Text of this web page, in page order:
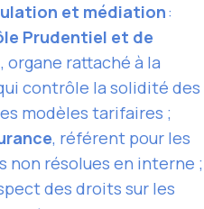
et médiation:
Prudentiel et de
, organe rattaché à la
contrôle la solidité des
modèles tarifaires ;
, référent pour les
non résolues en interne ;
des droits sur les